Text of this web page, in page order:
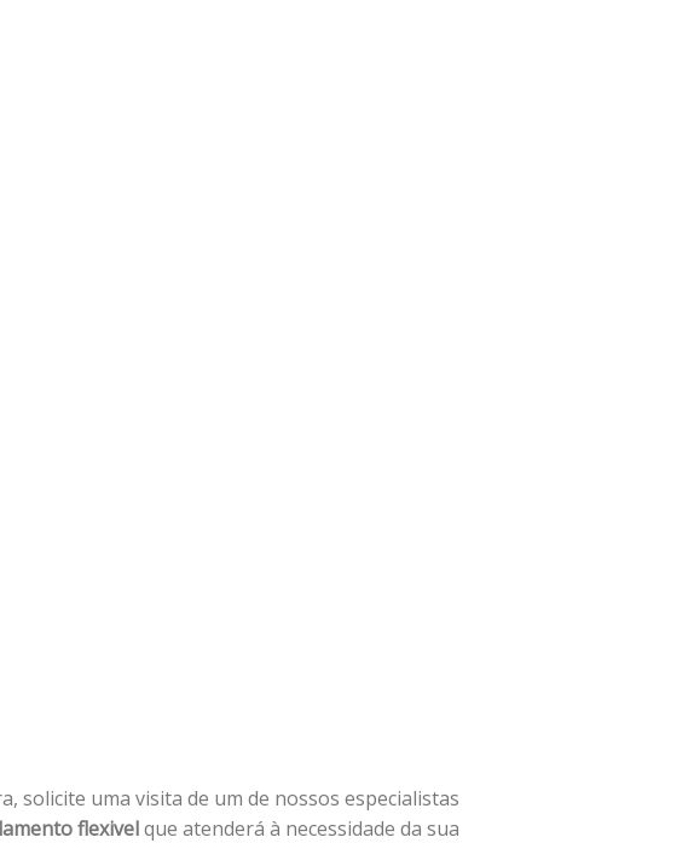
solicite uma visita de um de nossos especialistas
flexivelque atenderá à necessidade da sua